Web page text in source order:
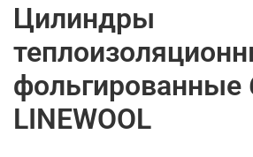
Цилиндры
LINEWOOL